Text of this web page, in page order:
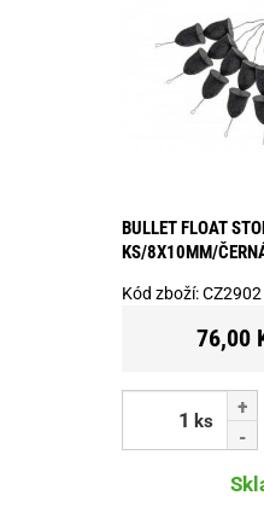
BULLET FLOAT
KS/8X10MM/
Kód zboží:CZ2902
76,00
ks